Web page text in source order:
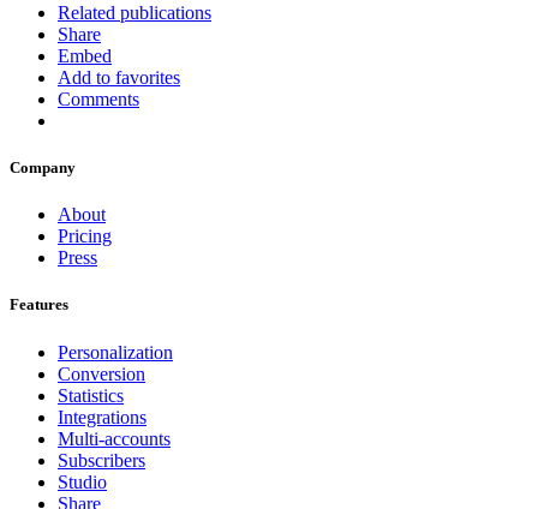
Related publications
Share
Embed
Add to favorites
Comments
Company
About
Pricing
Press
Features
Personalization
Conversion
Statistics
Integrations
Multi-accounts
Subscribers
Studio
Share